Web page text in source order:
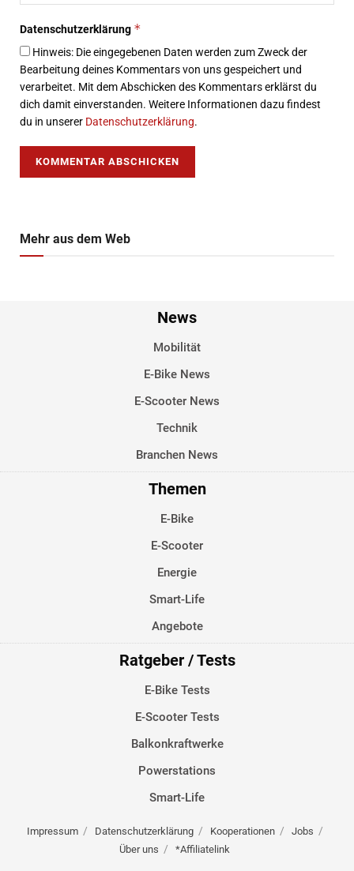
Datenschutzerklärung *
Hinweis: Die eingegebenen Daten werden zum Zweck der
Bearbeitung deines Kommentars von uns gespeichert und
verarbeitet. Mit dem Abschicken des Kommentars erklärst du
dich damit einverstanden. Weitere Informationen dazu findest
du in unserer Datenschutzerklärung.
Mehr aus dem Web
News
Mobilität
E-Bike News
E-Scooter News
Technik
Branchen News
Themen
E-Bike
E-Scooter
Energie
Smart-Life
Angebote
Ratgeber / Tests
E-Bike Tests
E-Scooter Tests
Balkonkraftwerke
Powerstations
Smart-Life
Impressum Datenschutzerklärung Kooperationen
Jobs
Über uns
*Affiliatelink